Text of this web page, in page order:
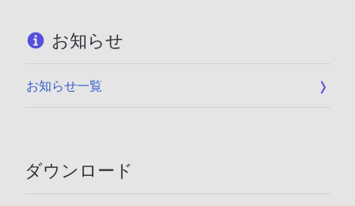
お知らせ
お知らせ一覧
ダウンロード